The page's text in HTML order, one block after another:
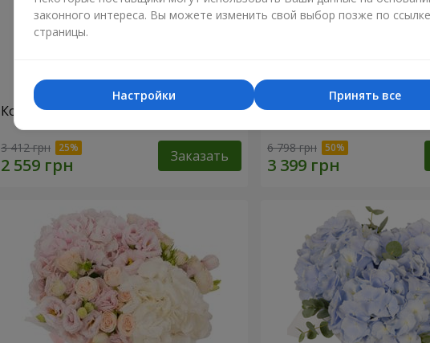
Композиция "Lady in Red"
3 412 грн Заказать
Композиция в коробке
6 798 грн
законного интереса. Вы можете изменить свой выбор позже по
страницы.
Принять все
Настройки